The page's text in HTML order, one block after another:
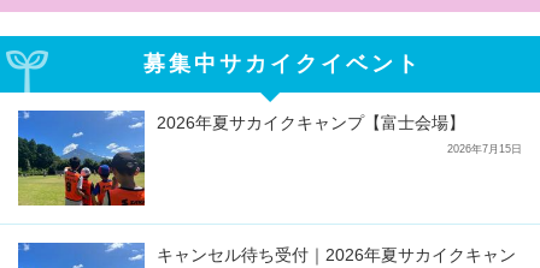
募集中サカイクイベント
2026年夏サカイクキャンプ【富士会場】
2026年7月15日
キャンセル待ち受付｜2026年夏サカイクキャン